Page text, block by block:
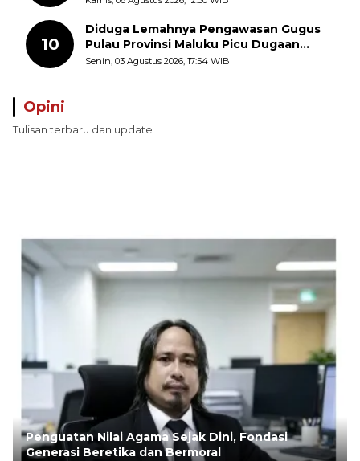
10
Diduga Lemahnya Pengawasan Gugus
Pulau Provinsi Maluku Picu Dugaan
Pungli terhadap Nelayan Bale-Bale di
Senin, 03 Agustus 2026, 17:54 WIB
Opini
Tulisan terbaru dan update
Penguatan Nilai Agama Sejak Dini, Fondasi
Generasi Beretika dan Bermoral